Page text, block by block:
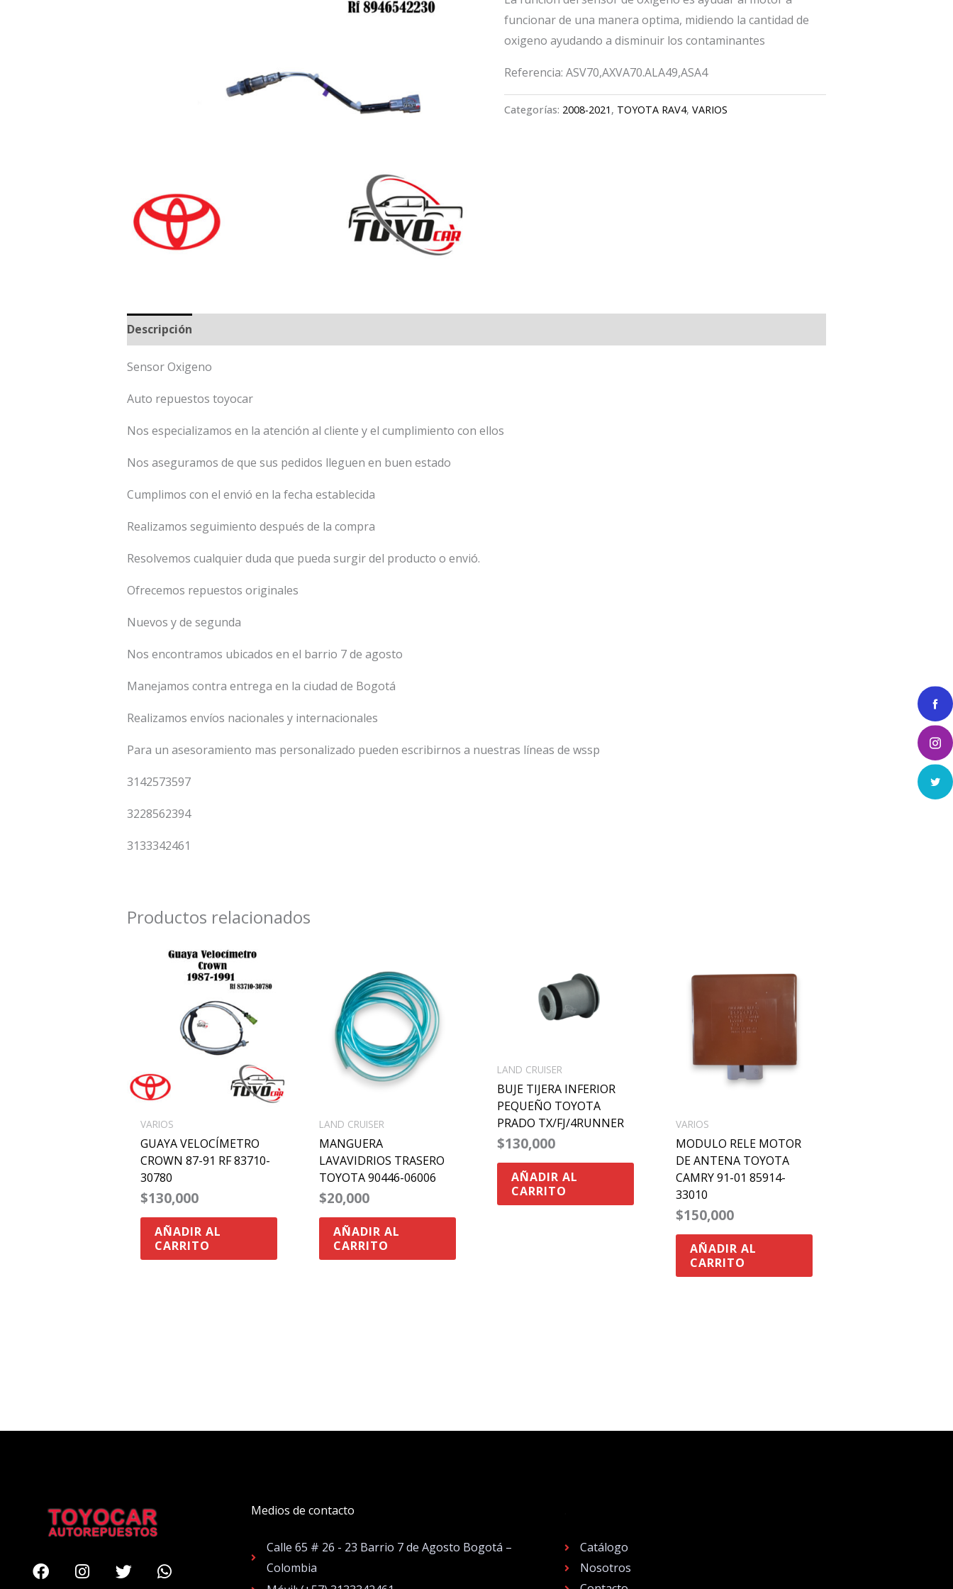
funcionar de una manera optima, midiendo la cantidad de
oxigeno ayudando a disminuir los contaminantes
Referencia: ASV70,AXVA70.ALA49,ASA4
Categorías: 2008-2021 , TOYOTA RAV4,VARIOS
Descripción
Sensor Oxigeno
Auto repuestos toyocar
Nos especializamos en la atención al cliente y el cumplimiento con ellos
Nos aseguramos de que sus pedidos lleguen en buen estado
Cumplimos con el envió en la fecha establecida
Realizamos seguimiento después de la compra
Resolvemos cualquier duda que pueda surgir del producto o envió.
Ofrecemos repuestos originales
Nuevos y de segunda
Nos encontramos ubicados en el barrio 7 de agosto
Manejamos contra entrega en la ciudad de Bogotá
Realizamos envíos nacionales y internacionales
Para un asesoramiento mas personalizado pueden escribirnos a nuestras líneas de wssp
3142573597
3228562394
3133342461
Productos relacionados
VARIOS
GUAYA VELOCÍMETRO
CROWN 87-91 RF 83710-
30780
$130,000
AÑADIR AL
CARRITO
LAND CRUISER
MANGUERA
LAVAVIDRIOS TRASERO
TOYOTA 90446-06006
$20,000
AÑADIR AL
CARRITO
LAND CRUISER
BUJE TIJERA INFERIOR
PEQUEÑO TOYOTA
PRADO TX/FJ/4RUNNER
$130,000
AÑADIR AL
CARRITO
VARIOS
MODULO RELE MOTOR
DE ANTENA TOYOTA
CAMRY 91-01 85914-
33010
$150,000
AÑADIR AL
CARRITO
FacebookInstagram
TwitterWhatsapp
Medios de contacto
Calle 65 # 26 - 23 Barrio 7 de Agosto Bogotá –
Colombia
Catálogo
Nosotros